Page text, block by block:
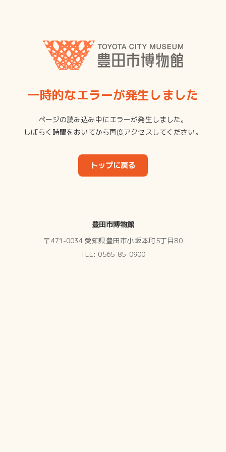
一時的なエラーが発生しました
ページの読み込み中にエラーが発生しました。
しばらく時間をおいてから再度アクセスしてください。
トップに戻る
豊田市博物館
〒471-0034 愛知県豊田市小坂本町5丁目80
TEL: 0565-85-0900